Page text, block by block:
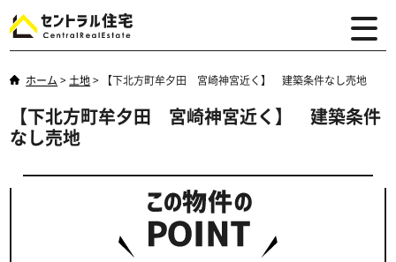
ホーム > 土地> 【下北方町牟夕田 宮崎神宮近く】 建築条件なし売地
【下北方町牟夕田 宮崎神宮近く】 建築条件
なし売地